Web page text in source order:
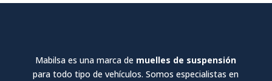
Mabilsa es una marca de muelles de suspensión
para todo tipo de vehículos. Somos especialistas en